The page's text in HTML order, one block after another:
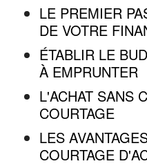
LE PREMIER
DE VOTRE
ÉTABLIR LE
À EMPRUNTER
L'ACHAT SANS
COURTAGE
LES
COURTAGE